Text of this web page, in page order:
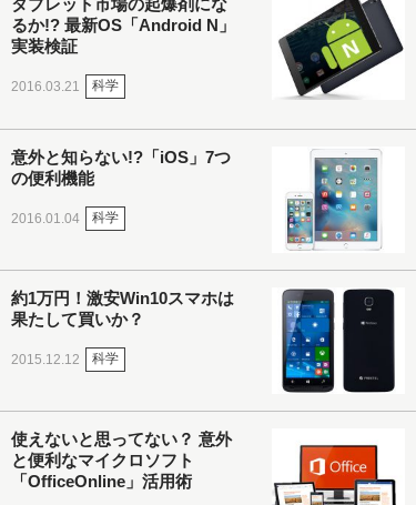
るか!? 最新OS「Android N」
実装検証
2016.03.21 科学
意外と知らない!?「iOS」7つ
の便利機能
2016.01.04 科学
約1万円！激安Win10スマホは
果たして買いか？
2015.12.12 科学
使えないと思ってない？ 意外
と便利なマイクロソフト
「OfficeOnline」活用術